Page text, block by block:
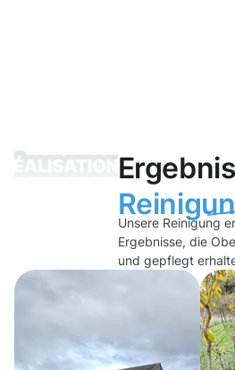
Unsere Reinigung
Ergebnisse, die
und gepflegt